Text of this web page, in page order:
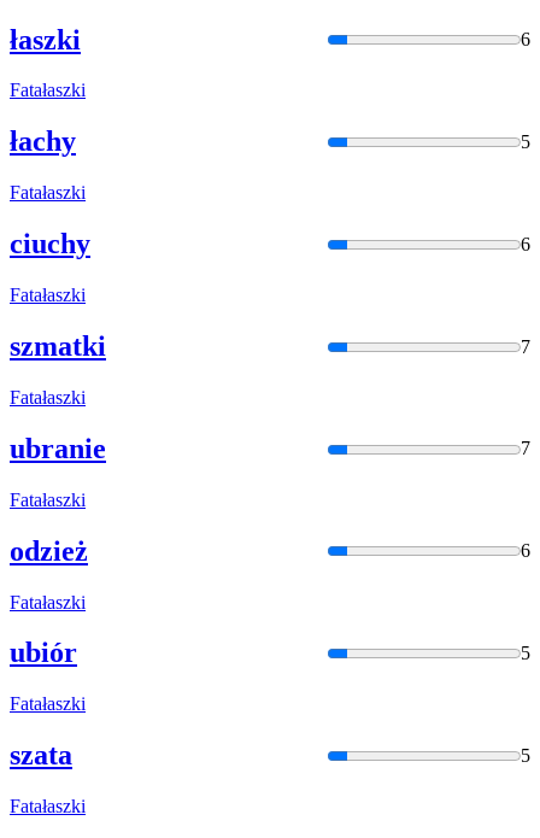
łaszki 6
Fatałaszki
łachy 5
Fatałaszki
ciuchy 6
Fatałaszki
szmatki 7
Fatałaszki
ubranie 7
Fatałaszki
odzież 6
Fatałaszki
ubiór 5
Fatałaszki
szata 5
Fatałaszki